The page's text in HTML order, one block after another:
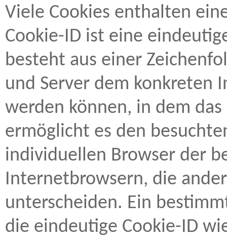
Viele Cookies enthalten
Cookie-ID ist eine
besteht aus einer
und Server dem konkreten
werden können, in dem
ermöglicht es den
individuellen Browser der
Internetbrowsern, die
unterscheiden. Ein
die eindeutige Cookie-ID